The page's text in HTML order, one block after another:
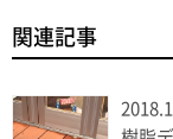
関連記事